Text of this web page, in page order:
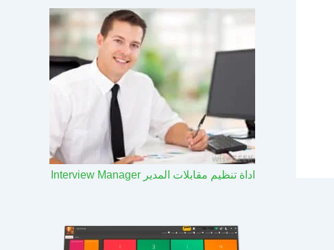
اداة تنظيم مقابلات المدير Interview Manager